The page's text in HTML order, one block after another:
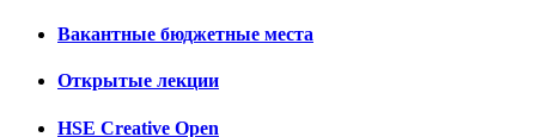
Вакантные бюджетные места
Открытые лекции
HSE Creative Open